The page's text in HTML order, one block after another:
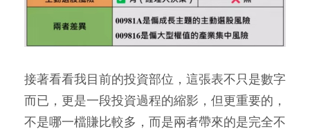
接著看看我目前的投資部位，這張表不只是數字
而已，更是一段投資過程的縮影，但更重要的，
不是哪一檔賺比較多，而是兩者帶來的是完全不